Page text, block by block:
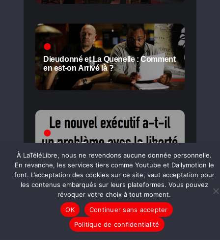
Dieudonné et La Quenelle : Comment
en est-on Arrivé là ?
Le Nouvel Exécutif a-t-il un Problème
avec la Liberté de la Presse ?
LA LIBRE INTERVIEW DE MICHEL
À LaTéléLibre, nous ne revendons aucune donnée personnelle.
En revanche, les services tiers comme Youtube et Dailymotion le
font. L’acceptation des cookies sur ce site, vaut acceptation pour
les contenus embarqués sur leurs plateformes. Vous pouvez
révoquer votre choix à tout moment.
OK
Continuer sans accepter
Politique de confidentialité